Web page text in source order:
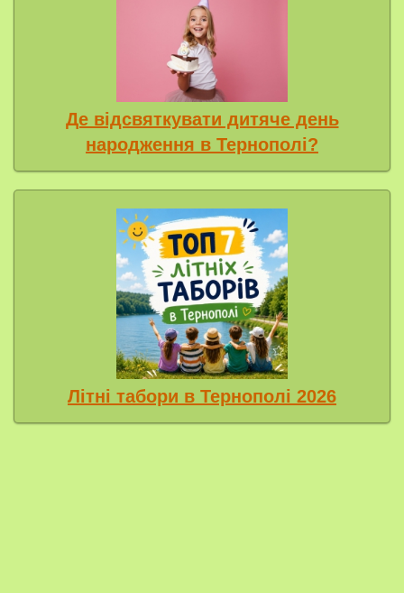
Де відсвяткувати дитяче день
народження в Тернополі?
Літні табори в Тернополі 2026